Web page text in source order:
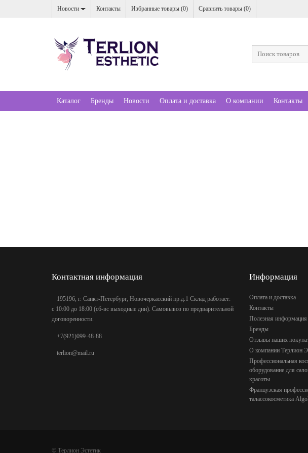
Новости Контакты Избранные товары (0) Сравнить товары (0)
Каталог Бренды Новости Оплата и доставка О компании Контакты
Контактная информация
195196, г. Санкт-Петербург, Новочеркасский пр.д.1 Склад работает:
с 10:00 до 18:00 (сб-вс выходные дни). Самовывоз по предварительной
договоренности.
+7(921)099-48-88
terlion@mail.ru
Информация
Оплата и доставка
Контакты
Полезная информация
Бренды
Отзывы наших
О компании Терлион
Профессиональная
оборудование для
красоты
Французская
талассокосметика
© Терлион Эстетик